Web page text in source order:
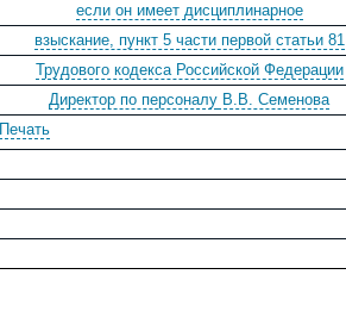
если он имеет дисциплинарное
взыскание, пункт 5 части первой статьи 81
Трудового кодекса Российской Федерации
Директор по персоналу В.В. Семенова
Печать